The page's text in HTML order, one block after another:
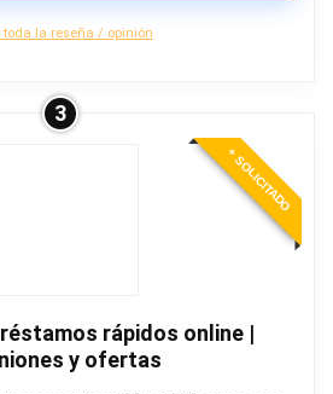
toda la reseña / opinión
+ SOLICITADO
3
rápidos online |
y ofertas